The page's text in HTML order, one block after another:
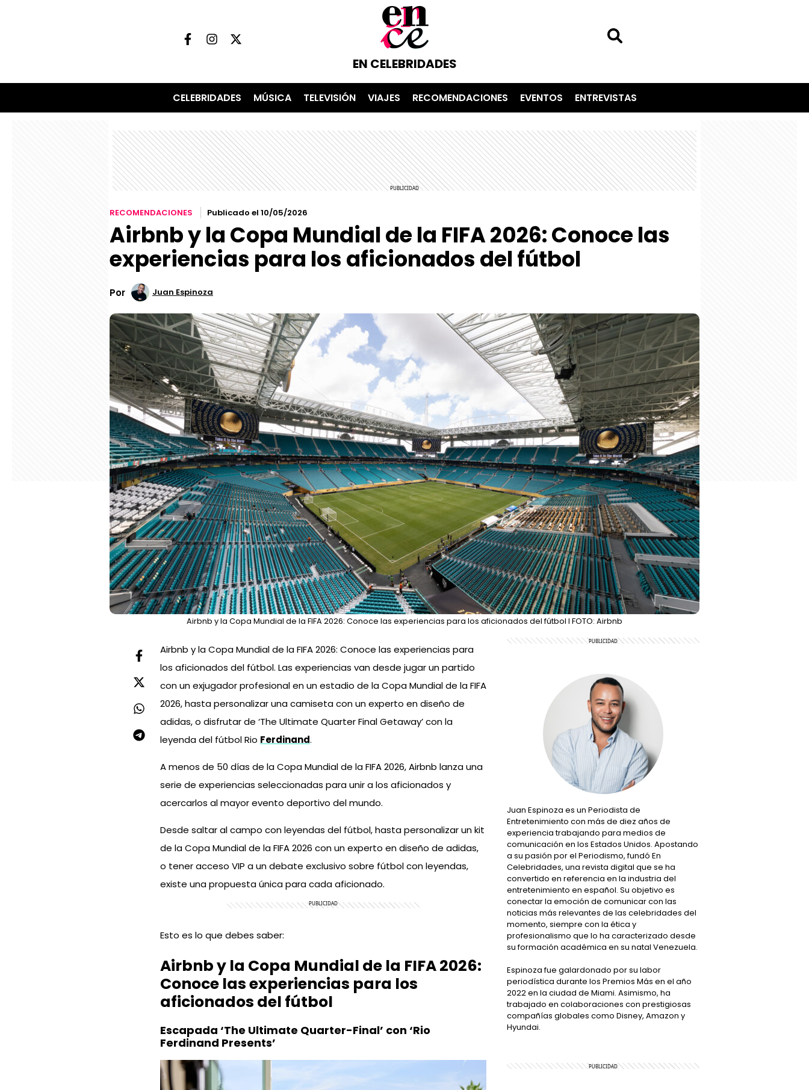
EN CELEBRIDADES
CELEBRIDADES MÚSICA TELEVISIÓN VIAJES RECOMENDACIONES EVENTOS ENTREVISTAS
RECOMENDACIONES Publicado el 10/05/2026
Airbnb y la Copa Mundial de la FIFA 2026: Conoce las
experiencias para los aficionados del fútbol
Por Juan Espinoza
Airbnb y la Copa Mundial de la FIFA 2026: Conoce las experiencias para los aficionados del fútbol l FOTO: Airbnb
Airbnb y la Copa Mundial de la FIFA 2026: Conoce las experiencias para
los aficionados del fútbol. Las experiencias van desde jugar un partido
con un exjugador profesional en un estadio de la Copa Mundial de la FIFA
2026, hasta personalizar una camiseta con un experto en diseño de
adidas, o disfrutar de ‘The Ultimate Quarter Final Getaway’ con la
leyenda del fútbol Rio Ferdinand.
A menos de 50 días de la Copa Mundial de la FIFA 2026, Airbnb lanza una
serie de experiencias seleccionadas para unir a los aficionados y
acercarlos al mayor evento deportivo del mundo.
Desde saltar al campo con leyendas del fútbol, hasta personalizar un kit
de la Copa Mundial de la FIFA 2026 con un experto en diseño de adidas,
o tener acceso VIP a un debate exclusivo sobre fútbol con leyendas,
existe una propuesta única para cada aficionado.
Esto es lo que debes saber:
Airbnb y la Copa Mundial de la FIFA 2026:
Conoce las experiencias para los
aficionados del fútbol
Escapada ‘The Ultimate Quarter-Final’ con ‘Rio
Ferdinand Presents’
Juan Espinoza es un Periodista de
Entretenimiento con más de diez años de
experiencia trabajando para medios de
comunicación en los Estados Unidos. Apostando
a su pasión por el Periodismo, fundó En
Celebridades, una revista digital que se ha
convertido en referencia en la industria del
entretenimiento en español. Su objetivo es
conectar la emoción de comunicar con las
noticias más relevantes de las celebridades del
momento, siempre con la ética y
profesionalismo que lo ha caracterizado desde
su formación académica en su natal Venezuela.
Espinoza fue galardonado por su labor
periodística durante los Premios Más en el año
2022 en la ciudad de Miami. Asimismo, ha
trabajado en colaboraciones con prestigiosas
compañías globales como Disney, Amazon y
Hyundai.